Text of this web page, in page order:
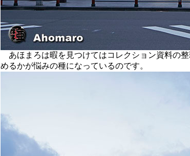
あほまろは暇を見つけてはコレクション資料の
めるかが悩みの種になっているのです。